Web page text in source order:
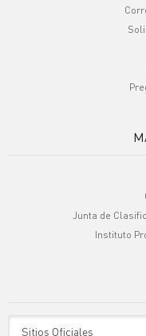
Junta de
Instituto